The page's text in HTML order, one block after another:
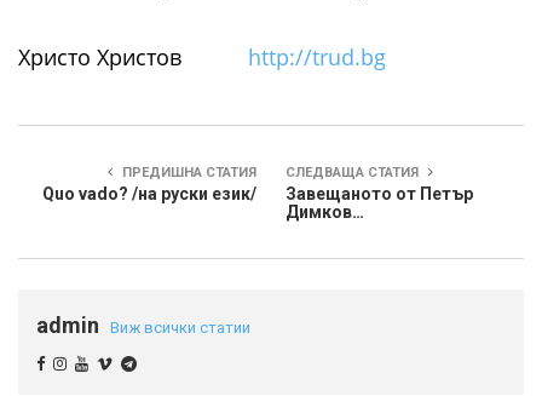
Христо Христов http://trud.bg
ПРЕДИШНА СТАТИЯ
Quo vado? /на руски език/
СЛЕДВАЩА СТАТИЯ
Завещаното от Петър
Димков…
admin Виж всички статии